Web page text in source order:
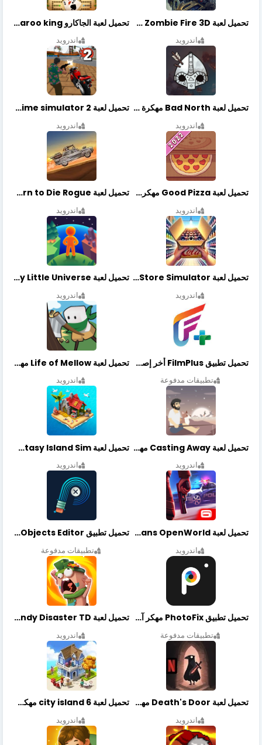
تحميل لعبة Zombie Fire 3D مهكرة آخر إصدار
اندرويد
تحميل لعبة الجاكارو jackaroo king آخر إصدار
اندرويد
تحميل لعبة Bad North مهكرة آخر إصدار
اندرويد
تحميل لعبة Vegas crime simulator 2 مهكرة اخر اصدار
اندرويد
تحميل لعبة Good Pizza مهكرة اخر اصدار
اندرويد
تحميل لعبة Earn to Die Rogue مهكرة اخر اصدار
اندرويد
تحميل لعبة Retail Store Simulator مهكرة اخر اصدار
اندرويد
تحميل لعبة My Little Universe مهكرة أخر إصدار
اندرويد
تحميل تطبيق FilmPlus أخر إصدار
تطبيقات مدفوعة
تحميل لعبة Life of Mellow مهكرة أخر إصدار
اندرويد
تحميل لعبة Casting Away مهكرة أخر إصدار
اندرويد
تحميل لعبة Fantasy Island Sim مهكرة أخر إصدار
اندرويد
تحميل لعبة Gangstar New Orleans OpenWorld مهكرة أخر إصدار
اندرويد
تحميل تطبيق Retouch Remove Objects Editor مهكرة اخر إصدار
تطبيقات مدفوعة
تحميل تطبيق PhotoFix مهكر آخر إصدار
تطبيقات مدفوعة
تحميل لعبة Candy Disaster TD مهكرة اخر إصدار
اندرويد
تحميل لعبة Death's Door مهكرة أخر إصدار
اندرويد
تحميل لعبة city island 6 مهكرة أخر إصدار
اندرويد